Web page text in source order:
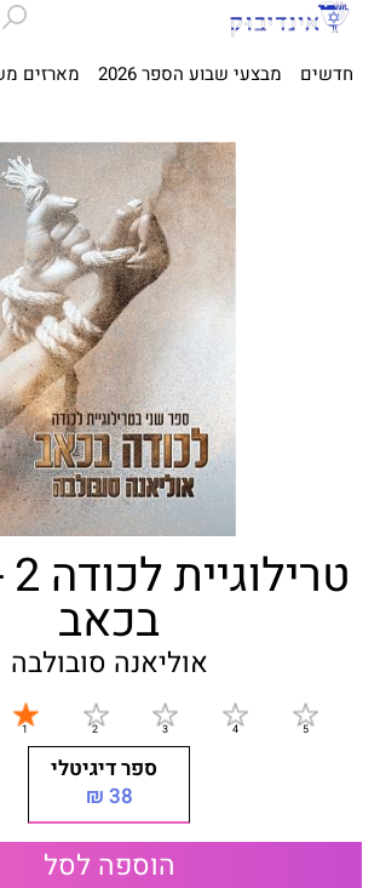
חדשים מבצעי שבוע הספר 2026 מארזים
בכאב
אוליאנה סובולבה
ספר דיגיטלי
38 ₪
הוספה לסל